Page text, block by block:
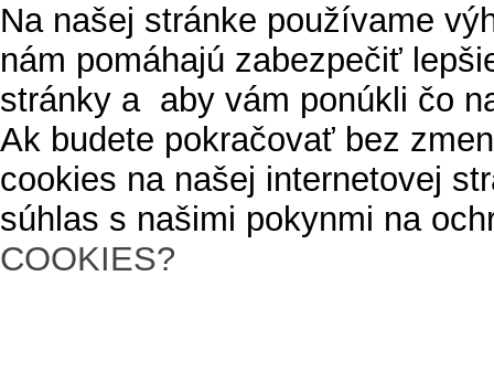
Na našej stránke používame
nám pomáhajú zabezpečiť
stránky a aby vám ponúkli čo
Ak budete pokračovať bez
cookies na našej internetovej
súhlas s našimi pokynmi na
COOKIES?